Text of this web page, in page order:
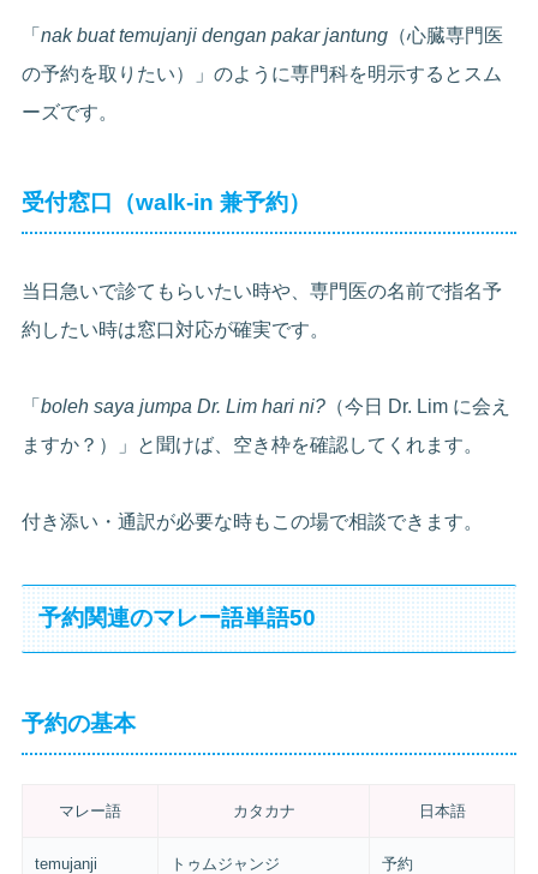
「nak buat temujanji dengan pakar jantung （心臓専門医
の予約を取りたい）」のように専門科を明示するとスム
ーズです。
受付窓口（walk-in 兼予約）
当日急いで診てもらいたい時や、専門医の名前で指名予
約したい時は窓口対応が確実です。
「boleh saya jumpa Dr. Lim hari ni? （今日 Dr. Lim に会え
ますか？）」と聞けば、空き枠を確認してくれます。
付き添い・通訳が必要な時もこの場で相談できます。
予約関連のマレー語単語50
予約の基本
マレー語 カタカナ 日本語
temujanji トゥムジャンジ 予約